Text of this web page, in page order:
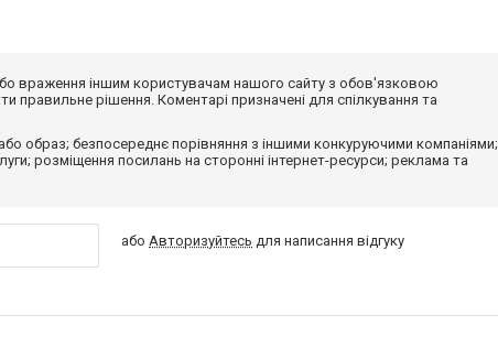
враження іншим користувачам нашого сайту з обов'язковою
правильне рішення. Коментарі призначені для спілкування та
образ; безпосереднє порівняння з іншими конкуруючими компаніями;
розміщення посилань на сторонні інтернет-ресурси; реклама та
абоАвторизуйтесь для написання відгуку